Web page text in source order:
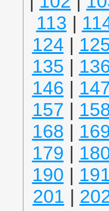
113 |
124 |
135 |
146 |
157 |
168 |
179 |
190 |
201 |